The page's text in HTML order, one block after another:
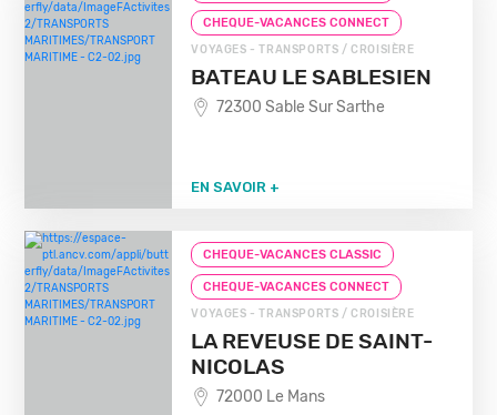
CHEQUE-VACANCES CONNECT
VOYAGES - TRANSPORTS / CROISIÈRE
BATEAU LE SABLESIEN
72300 Sable Sur Sarthe
EN SAVOIR +
CHEQUE-VACANCES CLASSIC
CHEQUE-VACANCES CONNECT
VOYAGES - TRANSPORTS / CROISIÈRE
LA REVEUSE DE SAINT-
NICOLAS
72000 Le Mans